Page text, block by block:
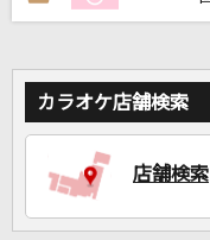
カラオケ店舗検索
店舗検索